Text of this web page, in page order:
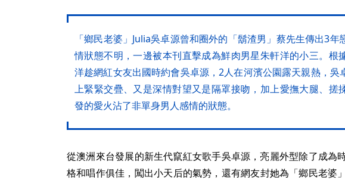
「鄉民老婆」Julia吳卓源曾和圈外的「鬍渣男」蔡先生傳出3年
情狀態不明，一邊被本刊直擊成為鮮肉男星朱軒洋的小三。根
洋趁網紅女友出國時約會吳卓源，2人在河濱公園露天親熱，吳
上緊緊交疊、又是深情對望又是隔罩接吻，加上愛撫大腿、搓
發的愛火沾了非單身男人感情的狀態。
從澳洲來台發展的新生代竄紅女歌手吳卓源，亮麗外型除了成為
格和唱作俱佳，闖出小天后的氣勢，還有網友封她為「鄉民老婆